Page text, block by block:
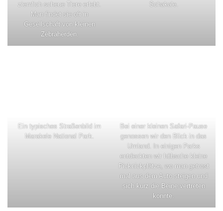
ziemlich scheue Tiere erlebt.
Man findet sie oft in
Gesellschaft von kleinen
Zebraherden.
Schakale.
Ein typisches Straßenbild im
Marakele National Park.
Bei einer kleinen Safari-Pause
genossen wir den Blick in das
Umland. In einigen Parks
entdeckten wir hübsche kleine
Picknickplätze, wo man getrost
mal aus dem Auto steigen und
sich kurz die Beine vertreten
konnte.